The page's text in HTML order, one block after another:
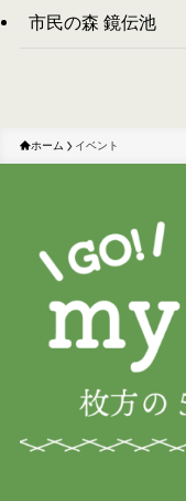
市民の森 鏡伝池
ホーム イベント